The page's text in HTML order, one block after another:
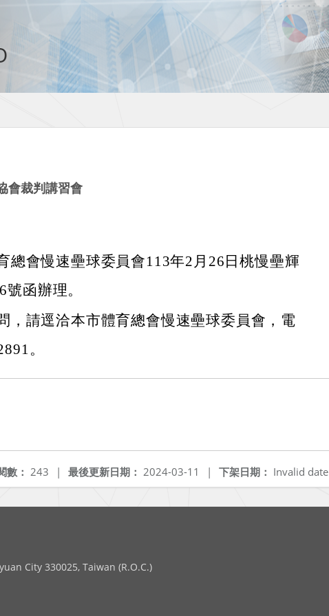
會裁判講習會
總會慢速壘球委員會113年2月26日桃慢壘輝
函辦理。
，請逕洽本市體育總會慢速壘球委員會，電
。
下架日期： Invalid date
最後更新日期： 2024-03-11 |
數： 243 |
City 330025, Taiwan (R.O.C.)